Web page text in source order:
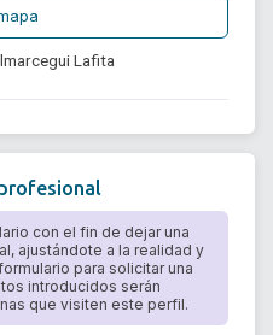
Lafita
con el fin de dejar una
ajustándote a la realidad y
para solicitar una
introducidos serán
que visiten este perfil.